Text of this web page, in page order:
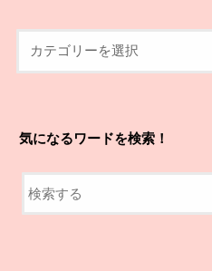
気になるワードを検索！